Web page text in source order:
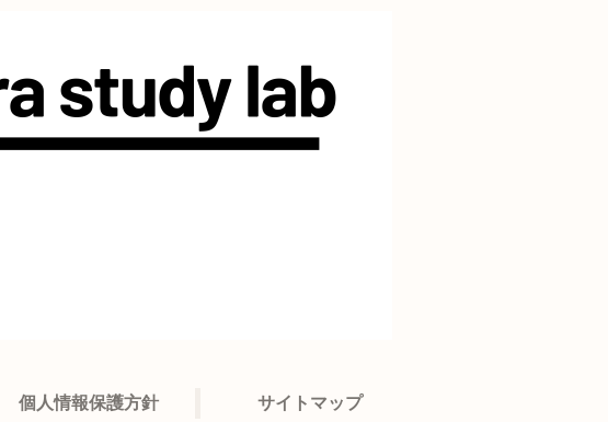
個人情報保護方針 サイトマップ